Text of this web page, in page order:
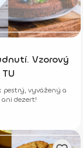
Vzorový
pestrý, vyvážený a
dezert!